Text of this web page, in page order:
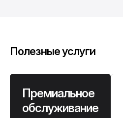
Полезные услуги
Премиальное
обслуживание